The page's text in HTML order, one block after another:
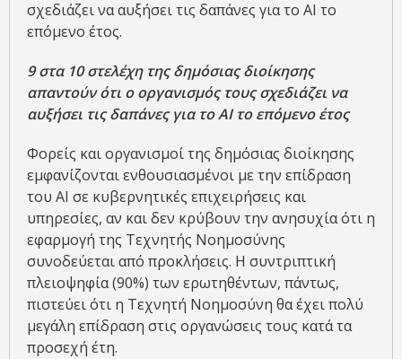
σχεδιάζει να αυξήσει τις δαπάνες για το ΑΙ το
επόμενο έτος.
9 στα 10 στελέχη της δημόσιας διοίκησης
απαντούν ότι ο οργανισμός τους σχεδιάζει να
αυξήσει τις δαπάνες για το ΑΙ το επόμενο έτος
Φορείς και οργανισμοί της δημόσιας διοίκησης
εμφανίζονται ενθουσιασμένοι με την επίδραση
του ΑΙ σε κυβερνητικές επιχειρήσεις και
υπηρεσίες, αν και δεν κρύβουν την ανησυχία ότι η
εφαρμογή της Τεχνητής Νοημοσύνης
συνοδεύεται από προκλήσεις. Η συντριπτική
πλειοψηφία (90%) των ερωτηθέντων, πάντως,
πιστεύει ότι η Τεχνητή Νοημοσύνη θα έχει πολύ
μεγάλη επίδραση στις οργανώσεις τους κατά τα
προσεχή έτη.